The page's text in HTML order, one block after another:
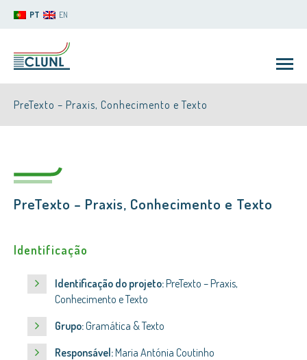
PT EN
CLUNL
PreTexto – Praxis, Conhecimento e Texto
PreTexto – Praxis, Conhecimento e Texto
Identificação
Identificação do projeto:PreTexto – Praxis,
Conhecimento e Texto
Grupo:Gramática & Texto
Responsável:Maria Antónia Coutinho